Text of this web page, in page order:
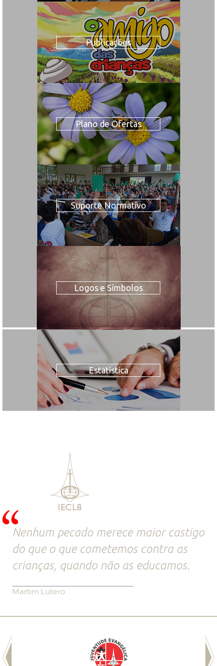
Publicações
Plano de Ofertas
Suporte Normativo
Logos e Símbolos
Estatística
Nenhum pecado merece maior castigo
do que o que cometemos contra as
crianças, quando não as educamos.
Martim Lutero